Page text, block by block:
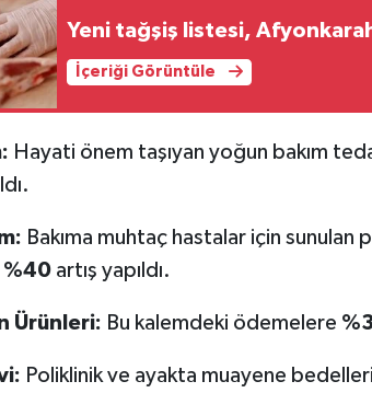
Yeni tağşiş listesi,
İçeriği Görüntüle
Hayati önem taşıyan yoğun bakım
Bakıma muhtaç hastalar için sunulan
%40artış yapıldı.
Ürünleri: Bu kalemdeki ödemelere
Poliklinik ve ayakta muayene bedelleri